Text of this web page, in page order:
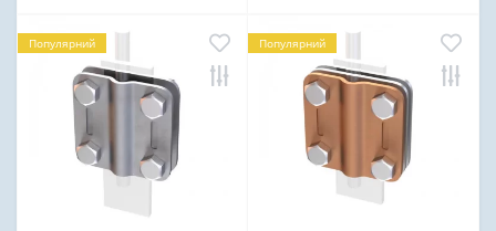
Популярний Популярний